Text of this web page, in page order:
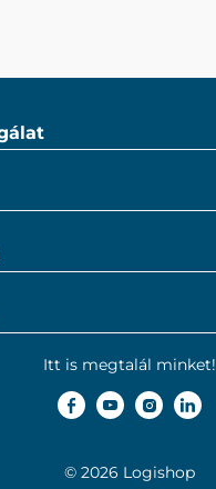
Itt is megtalál minket!
© 2026 Logishop